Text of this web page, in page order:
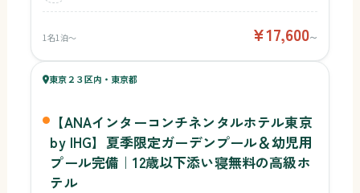
1名1泊〜 ¥17,600〜
58ベビー
58キッズ
東京２３区内・東京都
【ANAインターコンチネンタルホテル東京
by IHG】夏季限定ガーデンプール＆幼児用
プール完備｜12歳以下添い寝無料の高級ホ
テル